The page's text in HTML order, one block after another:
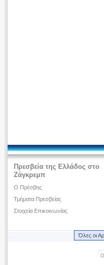
Πρεσβεία της Ελλάδος στο
Ζάγκρεμπ
Ο Πρέσβης
Τμήματα Πρεσβείας
Στοιχεία Επικοινωνίας
Όλες οι
Ο